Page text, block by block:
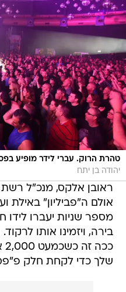
טהרת הרוק. עברי לידר מופיע
יהודה בן יתח
ראובן אלקס, מנכ"ל
אולם ה"פביליון" באילת
מספר שניות יעברו לידו
בירה, ויזמינו אותו
שלך כדי לקחת חלק